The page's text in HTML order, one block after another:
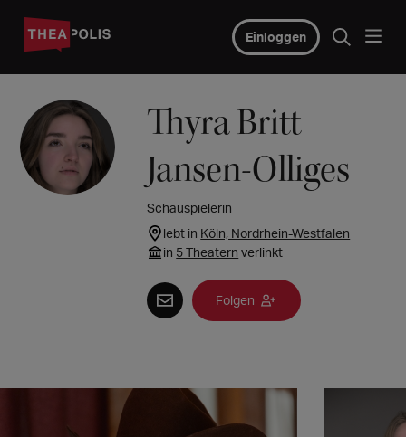
Einloggen
Thyra Britt
Jansen-Olliges
Schauspielerin
lebt in Köln, Nordrhein-Westfalen
in 5 Theatern verlinkt
Folgen